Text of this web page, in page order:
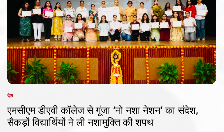
POSTED
देश
एमसीएम डीएवी कॉलेज से गूंजा ‘नो नशा नेशन’ का संदेश,
सैकड़ों विद्यार्थियों ने ली नशामुक्ति की शपथ